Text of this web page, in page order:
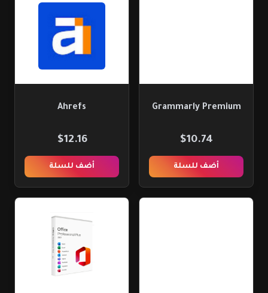
Grammarly Premium
$10.74
أضف للسلة
Ahrefs
$12.16
أضف للسلة